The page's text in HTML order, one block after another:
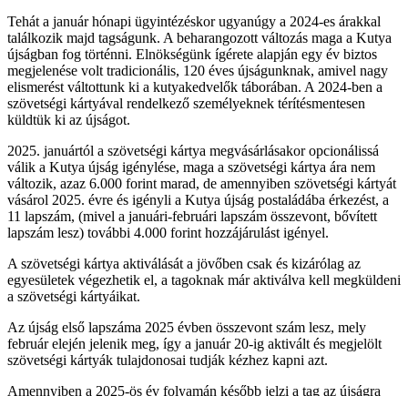
Tehát a január hónapi ügyintézéskor ugyanúgy a 2024-es árakkal
találkozik majd tagságunk. A beharangozott változás maga a Kutya
újságban fog történni. Elnökségünk ígérete alapján egy év biztos
megjelenése volt tradicionális, 120 éves újságunknak, amivel nagy
elismerést váltottunk ki a kutyakedvelők táborában. A 2024-ben a
szövetségi kártyával rendelkező személyeknek térítésmentesen
küldtük ki az újságot.
2025. januártól a szövetségi kártya megvásárlásakor opcionálissá
válik a Kutya újság igénylése, maga a szövetségi kártya ára nem
változik, azaz 6.000 forint marad, de amennyiben szövetségi kártyát
vásárol 2025. évre és igényli a Kutya újság postaládába érkezést, a
11 lapszám, (mivel a januári-februári lapszám összevont, bővített
lapszám lesz) további 4.000 forint hozzájárulást igényel.
A szövetségi kártya aktiválását a jövőben csak és kizárólag az
egyesületek végezhetik el, a tagoknak már aktiválva kell megküldeni
a szövetségi kártyáikat.
Az újság első lapszáma 2025 évben összevont szám lesz, mely
február elején jelenik meg, így a január 20-ig aktivált és megjelölt
szövetségi kártyák tulajdonosai tudják kézhez kapni azt.
Amennyiben a 2025-ös év folyamán később jelzi a tag az újságra